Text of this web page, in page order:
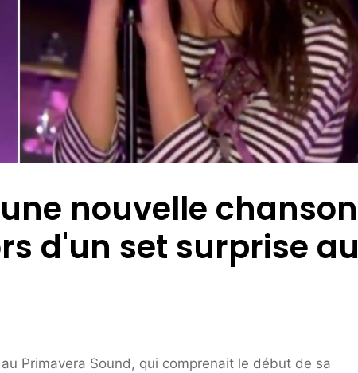
nouvelle chanson
d'un set surprise au
Primavera Sound, qui comprenait le début de sa